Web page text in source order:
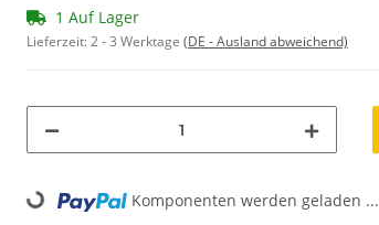
1 Auf Lager
Lieferzeit:2 - 3 Werktage (DE - Ausland abweichend)
Loading... Komponenten werden geladen ...